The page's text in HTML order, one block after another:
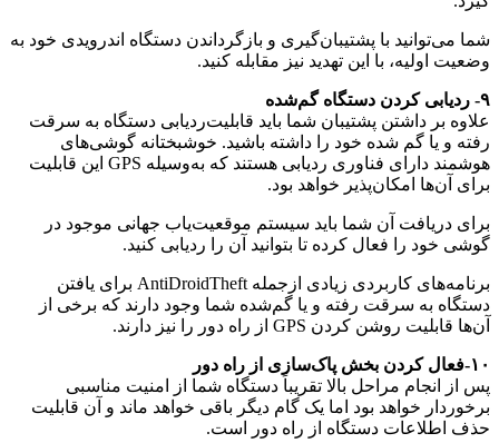
شما می‌توانید با پشتیبان‌گیری و بازگرداندن دستگاه اندرویدی خود به
وضعیت اولیه، با این تهدید نیز مقابله کنید.
۹- ردیابی کردن دستگاه گم‌شده
علاوه بر داشتن پشتیبان شما باید قابلیت‌ردیابی دستگاه به سرقت
رفته و یا گم شده خود را داشته باشید. خوشبختانه گوشی‌های
هوشمند دارای فناوری ردیابی هستند که به‌وسیله GPS این قابلیت
برای آن‌ها امکان‌پذیر خواهد بود.
برای دریافت آن شما باید سیستم موقعیت‌یاب جهانی موجود در
گوشی خود را فعال کرده تا بتوانید آن را ردیابی کنید.
برنامه‌های کاربردی زیادی ازجمله AntiDroidTheft برای یافتن
دستگاه به سرقت رفته و یا گم‌شده شما وجود دارند که برخی از
آن‌ها قابلیت روشن کردن GPS از راه دور را نیز دارند.
۱۰-فعال کردن بخش پاک‌سازی از راه دور
پس از انجام مراحل بالا تقریباً دستگاه شما از امنیت مناسبی
برخوردار خواهد بود اما یک گام دیگر باقی خواهد ماند و آن قابلیت
حذف اطلاعات دستگاه از راه دور است.